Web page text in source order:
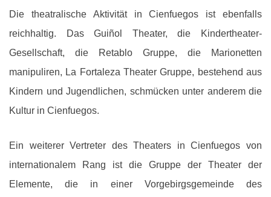
Die theatralische Aktivität in Cienfuegos ist ebenfalls
reichhaltig. Das Guiñol Theater, die Kindertheater-
Gesellschaft, die Retablo Gruppe, die Marionetten
manipuliren, La Fortaleza Theater Gruppe, bestehend aus
Kindern und Jugendlichen, schmücken unter anderem die
Kultur in Cienfuegos.
Ein weiterer Vertreter des Theaters in Cienfuegos von
internationalem Rang ist die Gruppe der Theater der
Elemente, die in einer Vorgebirgsgemeinde des